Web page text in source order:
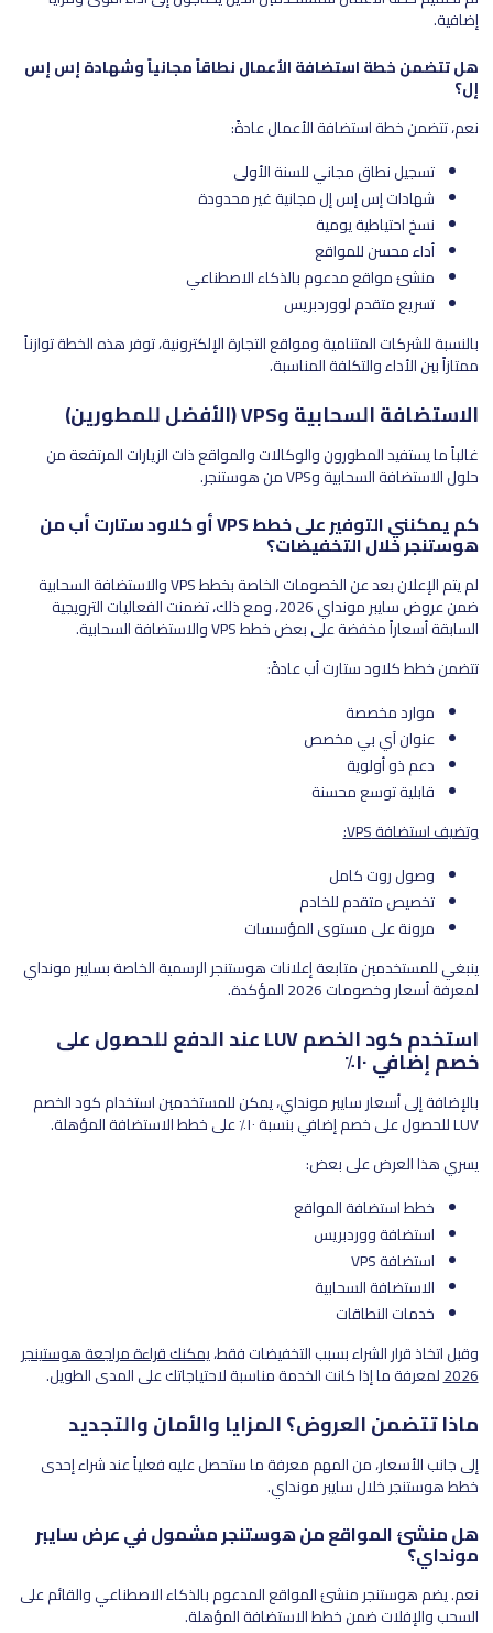
إضافية.
هل تتضمن خطة استضافة الأعمال نطاقاً مجانياً وشهادة إس إس
إل؟
نعم، تتضمن خطة استضافة الأعمال عادةً:
تسجيل نطاق مجاني للسنة الأولى
شهادات إس إس إل مجانية غير محدودة
نسخ احتياطية يومية
أداء محسن للمواقع
منشئ مواقع مدعوم بالذكاء الاصطناعي
تسريع متقدم لووردبريس
بالنسبة للشركات المتنامية ومواقع التجارة الإلكترونية، توفر هذه الخطة توازناً
ممتازاً بين الأداء والتكلفة المناسبة.
الاستضافة السحابية وVPS (الأفضل للمطورين)
غالباً ما يستفيد المطورون والوكالات والمواقع ذات الزيارات المرتفعة من
حلول الاستضافة السحابية وVPS من هوستنجر.
كم يمكنني التوفير على خطط VPS أو كلاود ستارت أب من
هوستنجر خلال التخفيضات؟
لم يتم الإعلان بعد عن الخصومات الخاصة بخطط VPS والاستضافة السحابية
ضمن عروض سايبر مونداي 2026، ومع ذلك، تضمنت الفعاليات الترويجية
السابقة أسعاراً مخفضة على بعض خطط VPS والاستضافة السحابية.
تتضمن خطط كلاود ستارت أب عادةً:
موارد مخصصة
عنوان آي بي مخصص
دعم ذو أولوية
قابلية توسع محسنة
وتضيف استضافة VPS:
وصول روت كامل
تخصيص متقدم للخادم
مرونة على مستوى المؤسسات
ينبغي للمستخدمين متابعة إعلانات هوستنجر الرسمية الخاصة بسايبر مونداي
لمعرفة أسعار وخصومات 2026 المؤكدة.
استخدم كود الخصم LUV عند الدفع للحصول على
خصم إضافي ١٠٪
بالإضافة إلى أسعار سايبر مونداي، يمكن للمستخدمين استخدام كود الخصم
LUV للحصول على خصم إضافي بنسبة ١٠٪ على خطط الاستضافة المؤهلة.
يسري هذا العرض على بعض:
خطط استضافة المواقع
استضافة ووردبريس
استضافة VPS
الاستضافة السحابية
خدمات النطاقات
وقبل اتخاذ قرار الشراء بسبب التخفيضات فقط،يمكنك قراءة مراجعة هوستينجر
2026لمعرفة ما إذا كانت الخدمة مناسبة لاحتياجاتك على المدى الطويل.
ماذا تتضمن العروض؟ المزايا والأمان والتجديد
إلى جانب الأسعار، من المهم معرفة ما ستحصل عليه فعلياً عند شراء إحدى
خطط هوستنجر خلال سايبر مونداي.
هل منشئ المواقع من هوستنجر مشمول في عرض سايبر
مونداي؟
نعم. يضم هوستنجر منشئ المواقع المدعوم بالذكاء الاصطناعي والقائم على
السحب والإفلات ضمن خطط الاستضافة المؤهلة.